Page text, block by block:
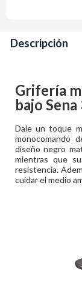
Descripción
Grifería
bajo Sena
Dale un toque
monocomando
diseño negro
mientras que
resistencia.
cuidar el medio